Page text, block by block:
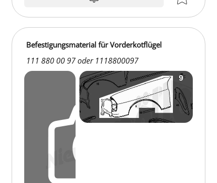
Befestigungsmaterial für Vorderkotflügel
111 880 00 97 oder 1118800097